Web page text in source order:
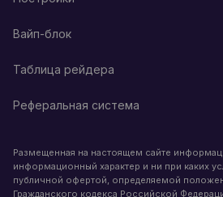
Вайп-блок
Таблица рейдера
Реферальная система
Размещенная на настоящем сайте
информационный характер и ни при каких
публичной офертой, определяемой
Гражданского кодекса Российской